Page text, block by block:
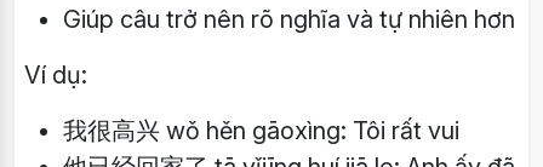
Giúp câu trở nên rõ nghĩa và tự nhiên hơn
Ví dụ:
我很高兴 wǒ hěn gāoxìng: Tôi rất vui